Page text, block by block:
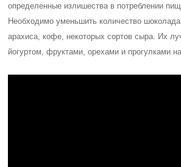
определенные излишества в потреблении
Необходимо уменьшить количество
арахиса, кофе, некоторых сортов сыра. Их
йогуртом, фруктами, орехами и прогулками